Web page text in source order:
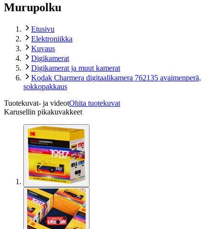
Murupolku
Etusivu
Elektroniikka
Kuvaus
Digikamerat
Digikamerat ja muut kamerat
Kodak Charmera digitaalikamera 762135 avaimenperä,
sokkopakkaus
Tuotekuvat- ja videotOhita tuotekuvat
Karusellin pikakuvakkeet